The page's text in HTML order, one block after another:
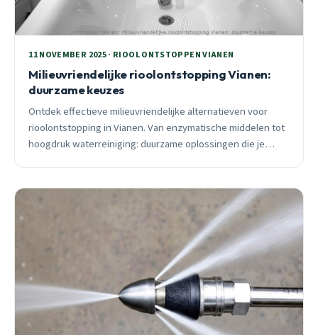
11 NOVEMBER 2025 · RIOOL ONTSTOPPEN VIANEN
Milieuvriendelijke rioolontstopping Vianen:
duurzame keuzes
Ontdek effectieve milieuvriendelijke alternatieven voor
rioolontstopping in Vianen. Van enzymatische middelen tot
hoogdruk waterreiniging: duurzame oplossingen die je